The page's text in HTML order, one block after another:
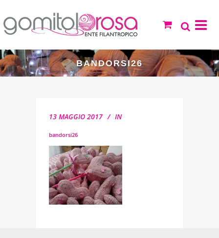
BANDORSI26
13 MAGGIO 2017 IN
bandorsi26